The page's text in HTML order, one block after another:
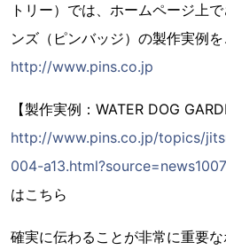
トリー）では、ホームページ上
ンズ（ピンバッジ）の製作実例を
http://www.pins.co.jp
【製作実例：WATER DOG
http://www.pins.co.jp/topics/
004-a13.html?source=news1007
はこちら
確実に伝わることが非常に重要